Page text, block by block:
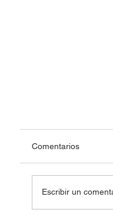
Comentarios
Escribir un